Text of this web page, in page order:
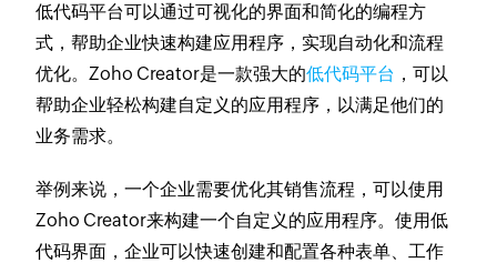
低代码平台可以通过可视化的界面和简化的编程方
式，帮助企业快速构建应用程序，实现自动化和流程
优化。Zoho Creator是一款强大的低代码平台 ，可以
帮助企业轻松构建自定义的应用程序，以满足他们的
业务需求。
举例来说，一个企业需要优化其销售流程，可以使用
Zoho Creator来构建一个自定义的应用程序。使用低
代码界面，企业可以快速创建和配置各种表单、工作